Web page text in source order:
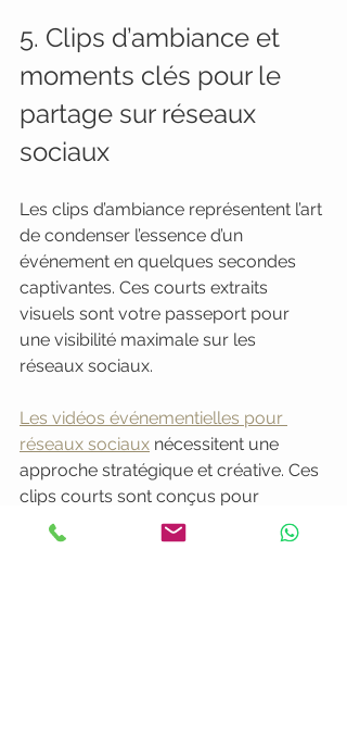
5. Clips d’ambiance et
moments clés pour le
partage sur réseaux
sociaux
Les clips d’ambiance représentent l’art
de condenser l’essence d’un
événement en quelques secondes
captivantes. Ces courts extraits
visuels sont votre passeport pour
une visibilité maximale sur les
réseaux sociaux.
Les vidéos événementielles pour
réseaux sociaux nécessitent une
approche stratégique et créative. Ces
clips courts sont conçus pour
raconter une histoire émotionnelle en
un temps record, attirant